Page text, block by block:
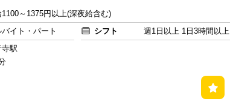
1100～1375円以上(深夜給含む)
バイト・パート シフト
週1日以上 1日3時間以上
駅